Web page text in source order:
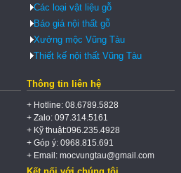
Các loại vật liệu gỗ
Báo giá nội thất gỗ
Xưởng mộc Vũng Tàu
Thiết kế nội thất Vũng Tàu
Thông tin liên hệ
+ Hotline: 08.6789.5828
+ Zalo: 097.314.5161
+ Kỹ thuật:096.235.4928
+ Góp ý: 0968.815.691
+ Email: mocvungtau@gmail.com